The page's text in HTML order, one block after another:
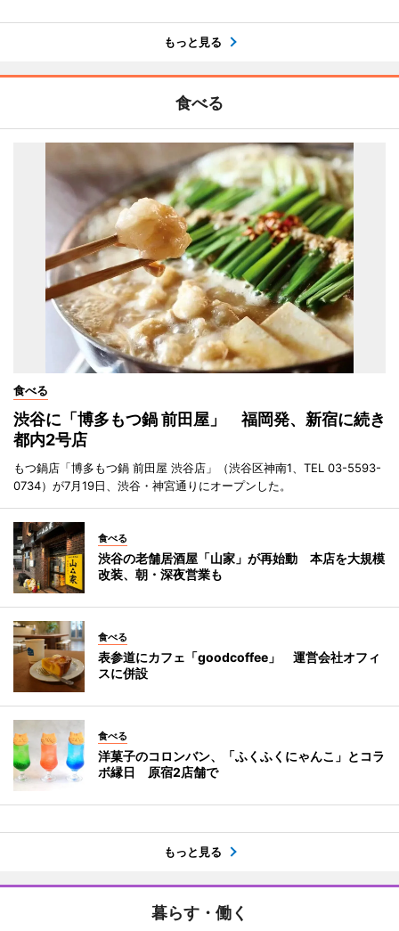
もっと見る
食べる
食べる
渋谷に「博多もつ鍋 前田屋」 福岡発、新宿に続き
都内2号店
もつ鍋店「博多もつ鍋 前田屋 渋谷店」（渋谷区神南1、TEL 03-5593-
0734）が7月19日、渋谷・神宮通りにオープンした。
食べる
渋谷の老舗居酒屋「山家」が再始動 本店を大規模
改装、朝・深夜営業も
食べる
表参道にカフェ「goodcoffee」 運営会社オフィ
スに併設
食べる
洋菓子のコロンバン、「ふくふくにゃんこ」とコラ
ボ縁日 原宿2店舗で
もっと見る
暮らす・働く